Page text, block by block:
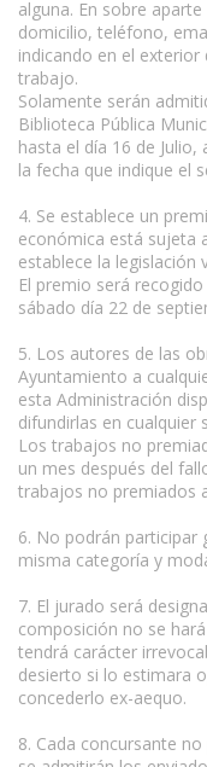
alguna. En sobre
domicilio, teléfono,
indicando en el
trabajo.
Solamente serán
Biblioteca Pública
hasta el día 16 de
la fecha que indique el
4. Se establece un
económica está sujeta
establece la legislación
El premio será
sábado día 22 de
5. Los autores de las
Ayuntamiento a
esta Administración
difundirlas en cualquier
Los trabajos no
un mes después del
trabajos no premiados
6. No podrán participar
misma categoría y
7. El jurado será
composición no se
tendrá carácter
desierto si lo estimara
concederlo ex-aequo.
8. Cada concursante